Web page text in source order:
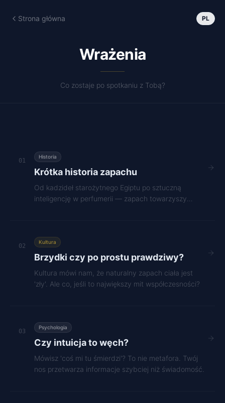
Strona główna PL
Wrażenia
Co zostaje po spotkaniu z Tobą?
01
Historia
Krótka historia zapachu
Od kadzideł starożytnego Egiptu po sztuczną
inteligencję w perfumerii — zapach towarzyszy
02
Kultura
Brzydki czy po prostu prawdziwy?
Kultura mówi nam, że naturalny zapach ciała jest
'zły'. Ale co, jeśli to największy mit współczesności?
03
Psychologia
Czy intuicja to węch?
Mówisz 'coś mi tu śmierdzi'? To nie metafora. Twój
nos przetwarza informacje szybciej niż świadomość.